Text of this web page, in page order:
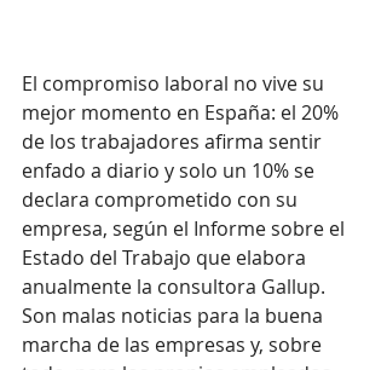
El compromiso laboral no vive su
mejor momento en España: el 20%
de los trabajadores afirma sentir
enfado a diario y solo un 10% se
declara comprometido con su
empresa, según el Informe sobre el
Estado del Trabajo que elabora
anualmente la consultora Gallup.
Son malas noticias para la buena
marcha de las empresas y, sobre